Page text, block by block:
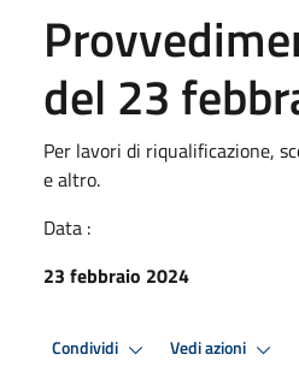
del 23
Per lavori di riqualificazione,
e altro.
Data :
23 febbraio 2024
Condividi Vedi azioni